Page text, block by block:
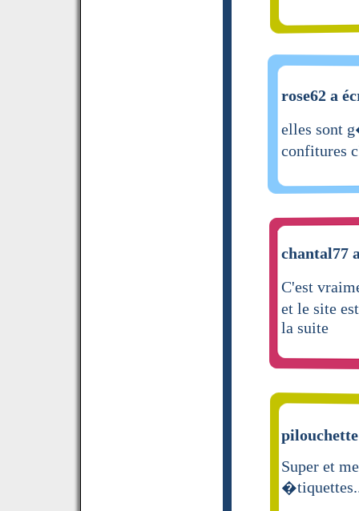
rose62 a
elles sont
confitures
chantal77
C'est
et le site
la suite
Super et